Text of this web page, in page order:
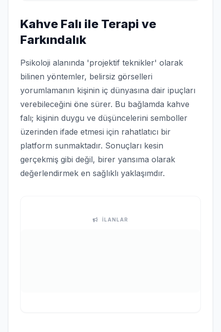
Kahve Falı ile Terapi ve
Farkındalık
Psikoloji alanında 'projektif teknikler' olarak
bilinen yöntemler, belirsiz görselleri
yorumlamanın kişinin iç dünyasına dair ipuçları
verebileceğini öne sürer. Bu bağlamda kahve
falı; kişinin duygu ve düşüncelerini semboller
üzerinden ifade etmesi için rahatlatıcı bir
platform sunmaktadır. Sonuçları kesin
gerçekmiş gibi değil, birer yansıma olarak
değerlendirmek en sağlıklı yaklaşımdır.
İLANLAR